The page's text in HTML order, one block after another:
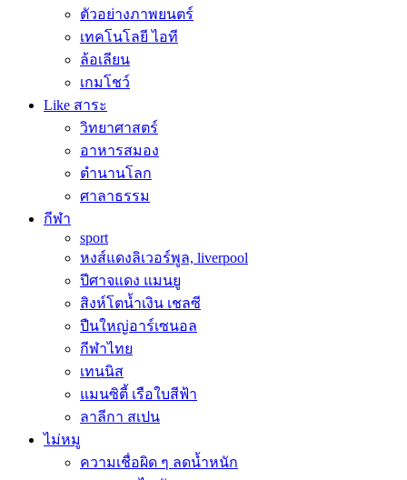
ตัวอย่างภาพยนตร์
เทคโนโลยี ไอที
ล้อเลียน
เกมโชว์
Like สาระ
วิทยาศาสตร์
อาหารสมอง
ตำนานโลก
ศาลาธรรม
กีฬา
sport
หงส์แดงลิเวอร์พูล, liverpool
ปีศาจแดง แมนยู
สิงห์โตน้ำเงิน เชลซี
ปืนใหญ่อาร์เซนอล
กีฬาไทย
เทนนิส
แมนซิตี้ เรือใบสีฟ้า
ลาลีกา สเปน
ไม่หมู
ความเชื่อผิด ๆ ลดน้ำหนัก